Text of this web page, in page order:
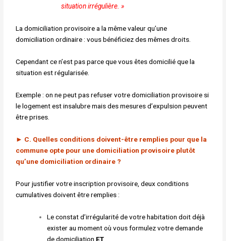
situation irrégulière. »
La domiciliation provisoire a la même valeur qu’une
domiciliationordinaire : vous bénéficiez des mêmes droits.
Cependant ce n’est pas parce que vous êtes domicilié que la
situation estrégularisée.
Exemple : on ne peut pas refuser votre domiciliation provisoire si
lelogement est insalubre mais des mesures d’expulsion peuvent
être prises.
► C. Quelles conditions doivent-être remplies pour que la
commune opte pour une domiciliation provisoire plutôt
qu’une domiciliation ordinaire ?
Pour justifier votre inscription provisoire, deux conditions
cumulativesdoivent être remplies :
Le constat d’irrégularité de votre habitation doit déjà
exister au moment où vous formulez votre demande
de domiciliation ET